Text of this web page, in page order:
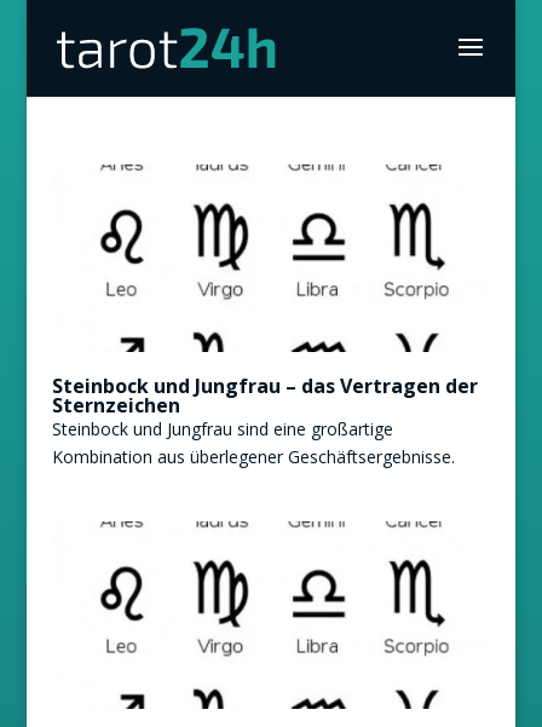
Steinbock und Jungfrau – das Vertragen der
Sternzeichen
Steinbock und Jungfrau sind eine großartige
Kombination aus überlegener Geschäftsergebnisse.